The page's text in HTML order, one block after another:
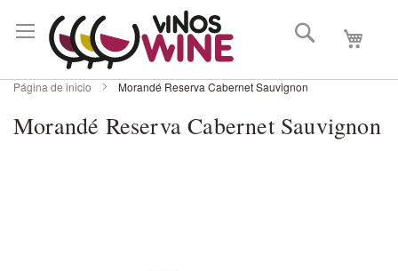
Mi
Buscar
Página de inicio Morandé Reserva Cabernet Sauvignon
Morandé Reserva Cabernet Sauvignon